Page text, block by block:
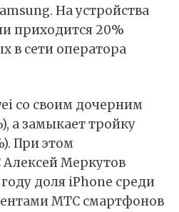
На устройства
приходится 20%
в сети оператора
со своим дочерним
а замыкает тройку
При этом
Меркутов
доля iPhone среди
МТС смартфонов